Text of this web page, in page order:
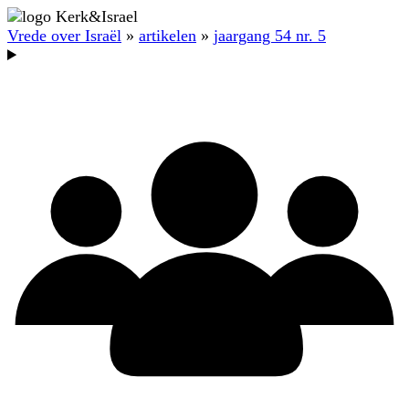
Vrede over Israël » artikelen » jaargang 54 nr. 5